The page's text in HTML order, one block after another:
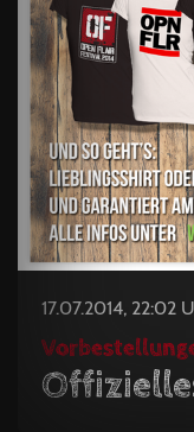
17.07.2014, 22:02